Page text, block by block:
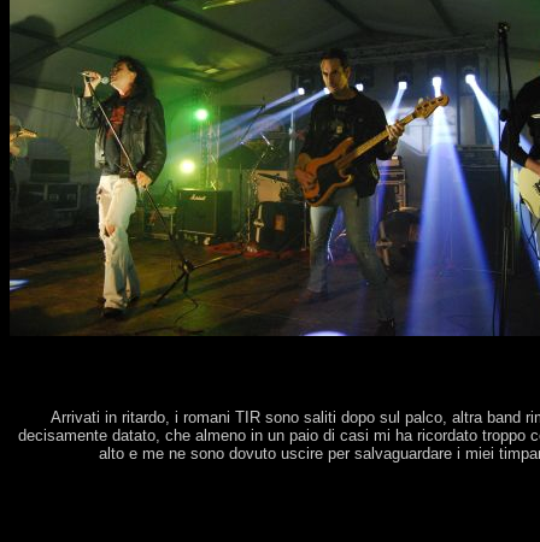
Arrivati in ritardo, i romani TIR sono saliti dopo sul palco, altra band
decisamente datato, che almeno in un paio di casi mi ha ricordato
alto e me ne sono dovuto uscire per salvaguardare i miei